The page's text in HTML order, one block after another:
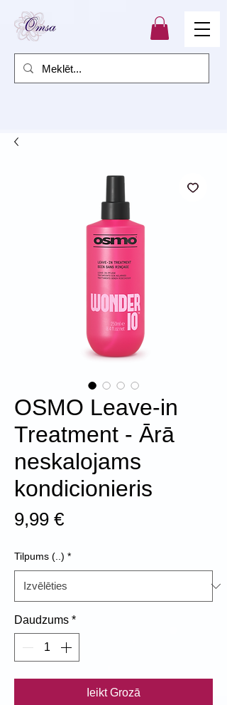
OSMO Leave-in
Treatment - Ārā
neskalojams
kondicionieris
9,99 €Cena
Tilpums (..) *
Daudzums *
Ieikt Grozā